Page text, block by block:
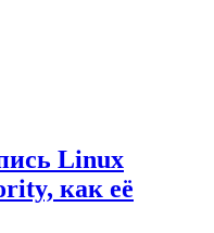
Linux
как её